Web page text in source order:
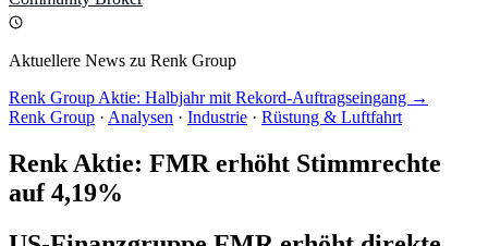
Aktuellere News zu Renk Group
Renk Group Aktie: Halbjahr mit Rekord-Auftragseingang →
Renk Group · Analysen · Industrie · Rüstung & Luftfahrt
Renk Aktie: FMR erhöht Stimmrechte
auf 4,19%